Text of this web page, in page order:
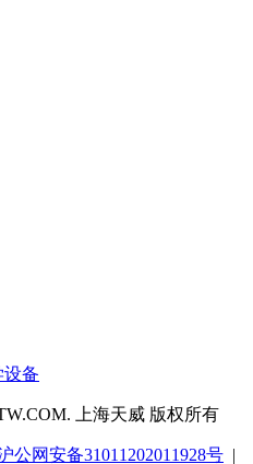
设备
上海天威 版权所有
公网安备31011202011928号 |